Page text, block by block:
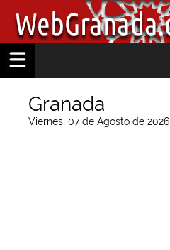
Granada
Viernes, 07 de Agosto de 2026